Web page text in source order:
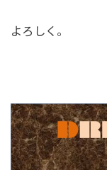
よろしく。